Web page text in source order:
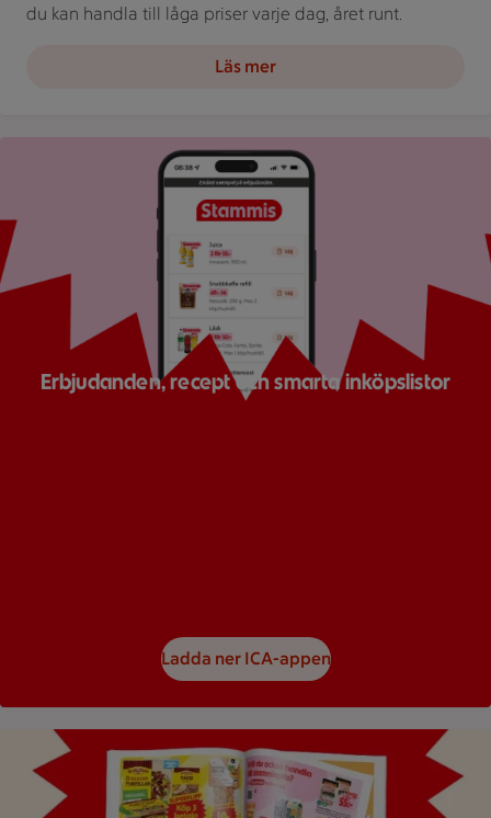
du kan handla till låga priser varje dag, året runt.
Läs mer
Bild på mobil som visar ICA appen
Erbjudanden, recept och smarta inköpslistor
Ladda ner ICA-appen
Bild på ett reklamblad